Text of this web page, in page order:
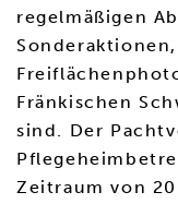
regelmäßigen
Sonderaktionen,
Fränkischen
sind. Der
Zeitraum von